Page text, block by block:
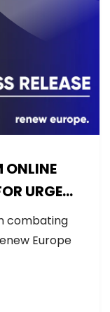
ONLINE
URGENT
combating
Europe